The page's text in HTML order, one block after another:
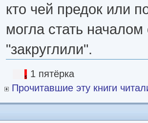
кто чей предок или
могла стать
"закруглили".
1 пятёрка
Прочитавшие эту книги